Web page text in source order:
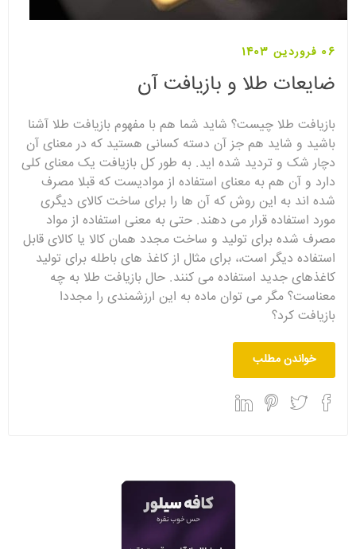
06 فروردین 1403
ضایعات طلا و بازیافت آن
بازیافت طلا چیست؟ شاید شما هم با مفهوم بازیافت طلا آشنا
باشید و شاید هم جز آن دسته کسانی هستید که در معنای آن
دچار شک و تردید شده اید. به طور کل بازیافت یک معنای کلی
دارد و آن هم به معنای استفاده از موادیست که قبلا مصرف
شده اند به این روش که آن ها را برای ساخت کالای دیگری
مورد استفاده قرار می دهند. حتی به معنی استفاده از مواد
مصرف شده برای تولید و ساخت مجدد همان کالا یا کالای قابل
استفاده دیگر است،، برای مثال از کاغذ های باطله برای تولید
کاغذهای جدید استفاده می کنند. حال بازیافت طلا به چه
معناست؟ مگر می توان ماده به این ارزشمندی را مجددا
بازیافت کرد؟
خواندن مطلب